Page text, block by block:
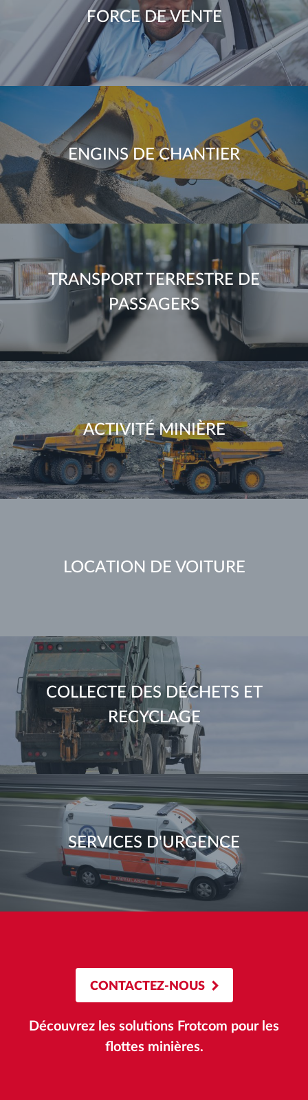
FORCE DE VENTE
ENGINS DE CHANTIER
TRANSPORT TERRESTRE DE
PASSAGERS
ACTIVITÉ MINIÈRE
LOCATION DE VOITURE
COLLECTE DES DÉCHETS ET
RECYCLAGE
SERVICES D'URGENCE
CONTACTEZ-NOUS
Découvrez les solutions Frotcom pour les
flottes minières.